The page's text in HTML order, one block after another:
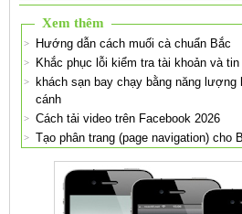
Xem thêm
Hướng dẫn cách muối cà chuẩn Bắc
Khắc phục lỗi kiểm tra tài khoản và
khách sạn bay chạy bằng năng lượng
cánh
Cách tải video trên Facebook 2026
Tạo phân trang (page navigation) cho